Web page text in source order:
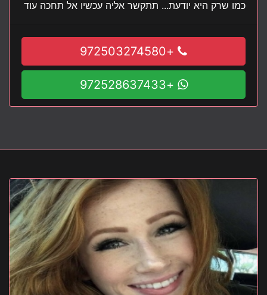
כמו שרק היא יודעת... תתקשר אליה עכשיו אל תחכה עוד
+972503274580
+972528637433